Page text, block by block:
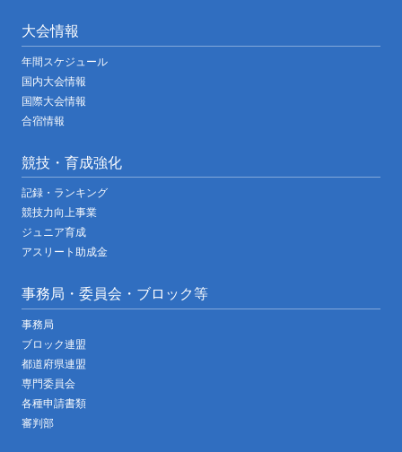
大会情報
年間スケジュール
国内大会情報
国際大会情報
合宿情報
競技・育成強化
記録・ランキング
競技力向上事業
ジュニア育成
アスリート助成金
事務局・委員会・ブロック等
事務局
ブロック連盟
都道府県連盟
専門委員会
各種申請書類
審判部